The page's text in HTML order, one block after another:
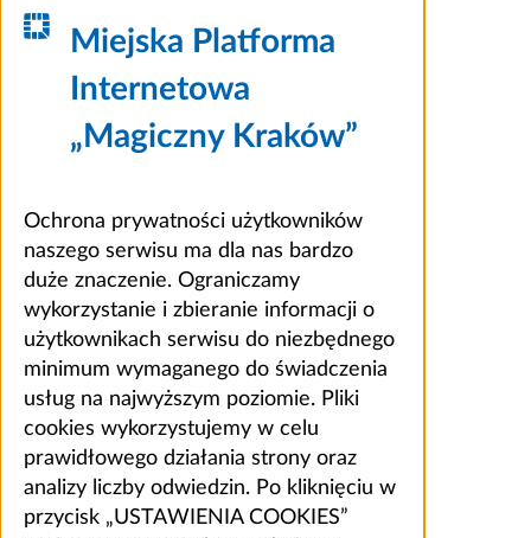
Miejska Platforma
Internetowa
„Magiczny Kraków”
Ochrona prywatności użytkowników
naszego serwisu ma dla nas bardzo
duże znaczenie. Ograniczamy
wykorzystanie i zbieranie informacji o
użytkownikach serwisu do niezbędnego
minimum wymaganego do świadczenia
usług na najwyższym poziomie. Pliki
cookies wykorzystujemy w celu
prawidłowego działania strony oraz
analizy liczby odwiedzin. Po kliknięciu w
przycisk „USTAWIENIA COOKIES”